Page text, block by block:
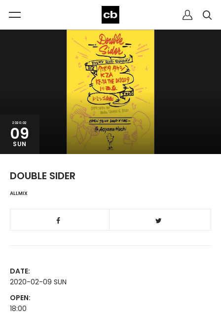
2020.02
09
SUN
DOUBLE SIDER
ALLMIX
DATE:
2020-02-09 SUN
OPEN:
18:00